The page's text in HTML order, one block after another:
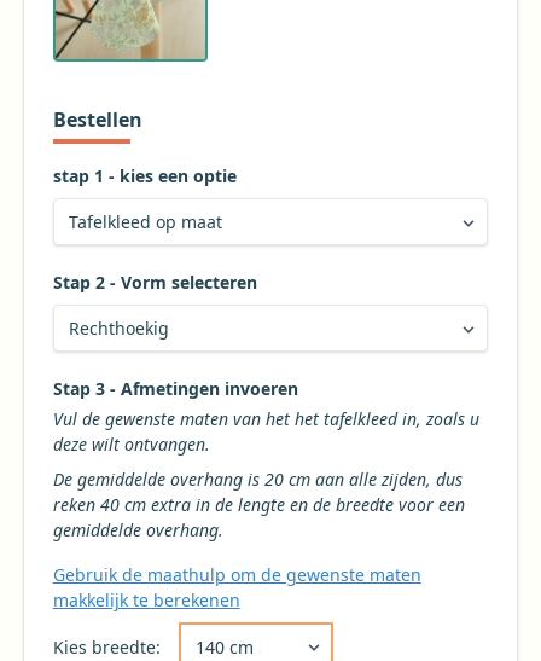
tinten voor een mooi gebalanceerd geheel. Kortom,
een statement piece dat iedere tafel tot leven brengt!
Bestellen
stap 1 - kies een optie
Stap 2 - Vorm selecteren
Kies de gewenste vorm voor uw tafelkleed
Stap 3 - Afmetingen invoeren
Vul de gewenste maten van het het tafelkleed in, zoals u
deze wilt ontvangen.
De gemiddelde overhang is 20 cm aan alle zijden, dus
reken 40 cm extra in de lengte en de breedte voor een
gemiddelde overhang.
Gebruik de maathulp om de gewenste maten
makkelijk te berekenen
Kies breedte: